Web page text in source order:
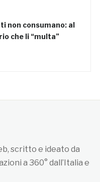
non consumano: al
che li “multa”
scritto e ideato da
a 360° dall’Italia e